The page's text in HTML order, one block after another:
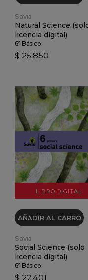
Savia
Natural Science
licencia digital)
6º Básico
$ 25.850
LIBRO DIGITAL
VER DETALLES
AÑADIR AL CARRO
Savia
Social Science (solo
licencia digital)
6º Básico
$ 22.401